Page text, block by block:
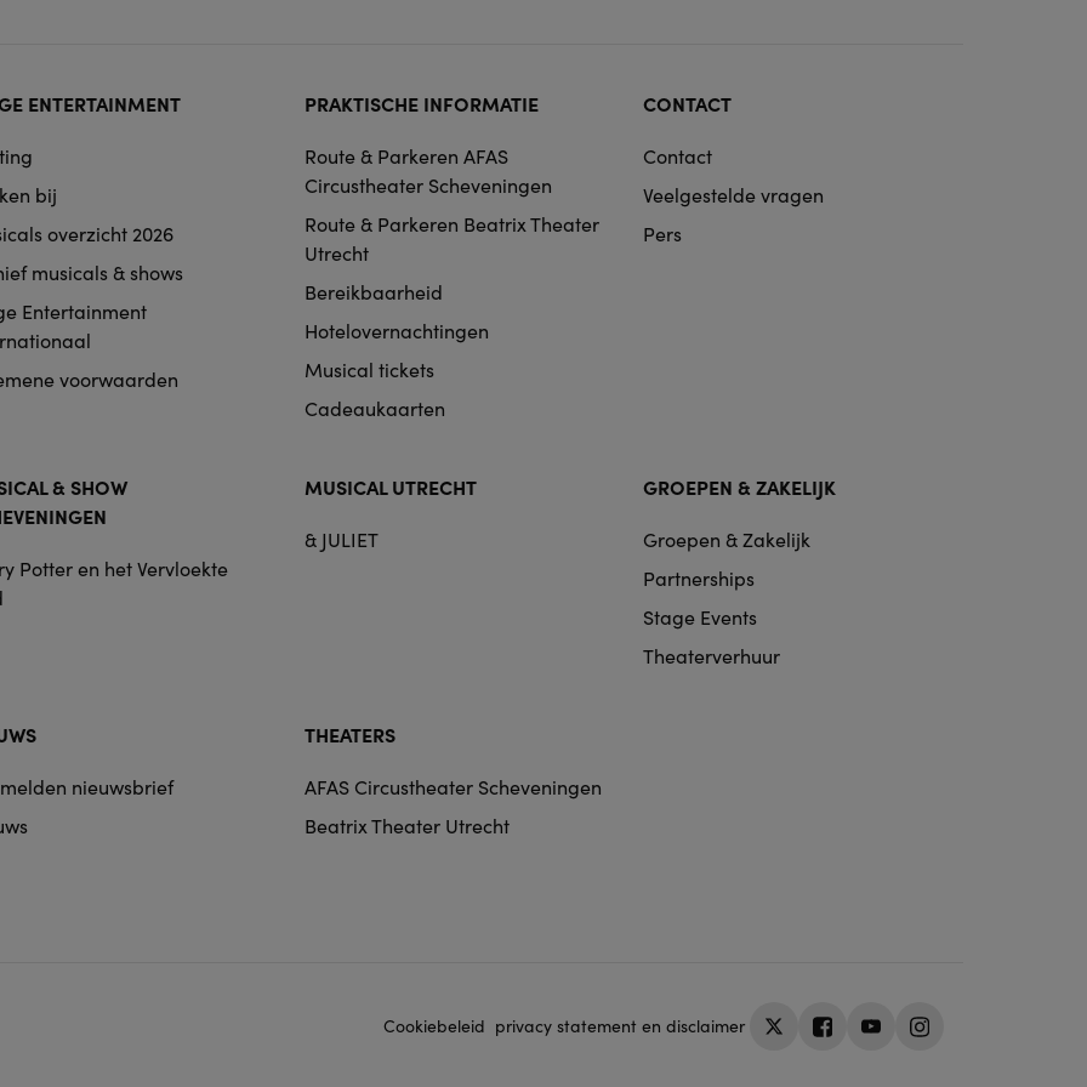
ENTERTAINMENT
bij
overzicht 2026
musicals & shows
Entertainment
voorwaarden
PRAKTISCHE INFORMATIE
Route & Parkeren AFAS
Circustheater Scheveningen
Route & Parkeren Beatrix Theater
Utrecht
Bereikbaarheid
Hotelovernachtingen
Musical tickets
Cadeaukaarten
CONTACT
Contact
Veelgestelde vragen
Pers
& SHOW
Potter en het Vervloekte
MUSICAL UTRECHT
& JULIET
GROEPEN & ZAKELIJK
Groepen & Zakelijk
Partnerships
Stage Events
Theaterverhuur
nieuwsbrief
THEATERS
AFAS Circustheater Scheveningen
Beatrix Theater Utrecht
Footer
Cookiebeleid privacy statement en disclaimer
TwitterFacebookYoutubeInstagram